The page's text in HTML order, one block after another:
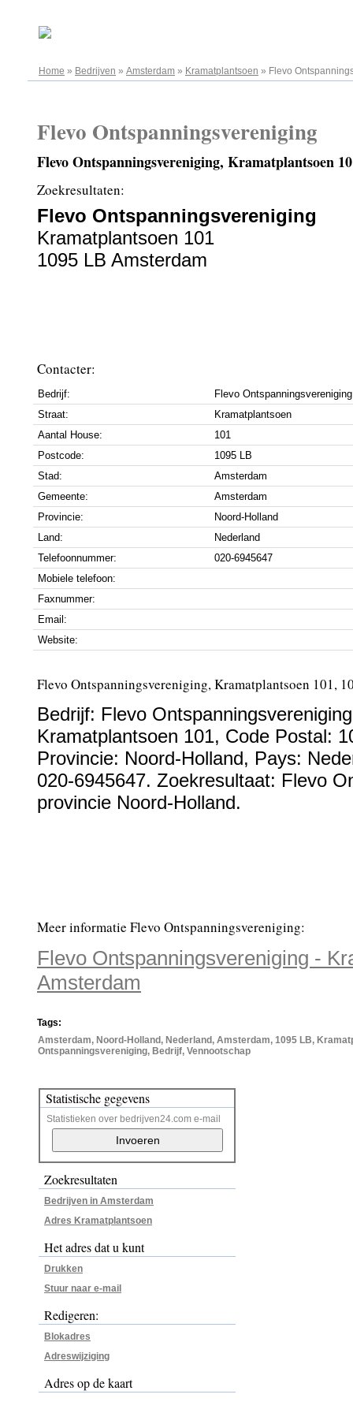
Home » Bedrijven » Amsterdam » Kramatplantsoen » Flevo
Flevo Ontspanningsvereniging
Flevo Ontspanningsvereniging, Kramatplantsoen
Zoekresultaten:
Flevo Ontspanningsvereniging
Kramatplantsoen 101
1095 LB Amsterdam
Contacter:
Bedrijf:
Flevo Ontspanningsvereniging
Straat:
Kramatplantsoen
Aantal House:
101
Postcode:
1095 LB
Stad:
Amsterdam
Gemeente:
Amsterdam
Provincie:
Noord-Holland
Land:
Nederland
Telefoonnummer:
020-6945647
Mobiele telefoon:
Faxnummer:
Email:
Website:
Flevo Ontspanningsvereniging, Kramatplantsoen 101,
Bedrijf: Flevo Ontspanningsvereniging
Kramatplantsoen 101, Code Postal:
Provincie: Noord-Holland, Pays:
020-6945647. Zoekresultaat: Flevo
provincie Noord-Holland.
Meer informatie Flevo Ontspanningsvereniging:
Flevo Ontspanningsvereniging -
Amsterdam
Tags:
Amsterdam, Noord-Holland, Nederland, Amsterdam, 1095 LB,
Ontspanningsvereniging, Bedrijf, Vennootschap
Statistische gegevens
Statistieken over bedrijven24.com e-mail
Zoekresultaten
Bedrijven in Amsterdam
Adres Kramatplantsoen
Het adres dat u kunt
Drukken
Stuur naar e-mail
Redigeren:
Blokadres
Adreswijziging
Adres op de kaart